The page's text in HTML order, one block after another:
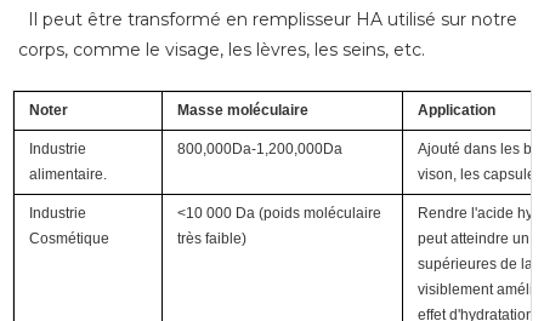
Il peut être transformé en remplisseur HA utilisé sur notre
corps, comme le visage, les lèvres, les seins, etc.
Noter Masse moléculaire Application
Industrie
alimentaire.
800,000Da-1,200,000Da
Ajouté dans les
vison, les
Industrie
Cosmétique
<10 000 Da (poids moléculaire
très faible)
Rendre l'acide
peut atteindre un
supérieures de la
visiblement
effet d'hydratation